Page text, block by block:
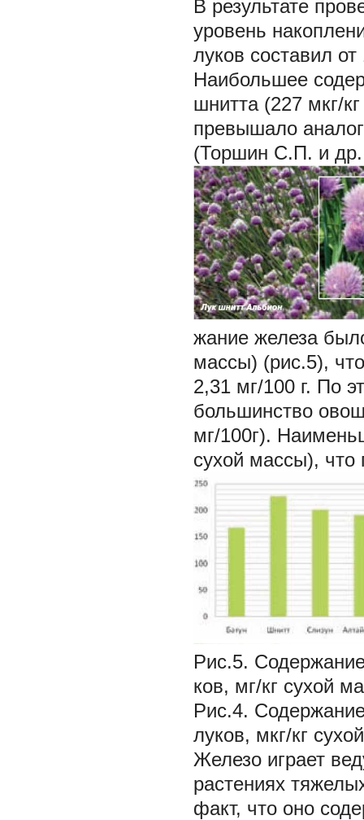
В результате
уровень
луков составил
Наибольшее
шнитта (227 мкг/
превышало
(Торшин С.П. и
жание железа
массы) (рис.5),
2,31 мг/100 г. По
большинство
мг/100г).
сухой массы), что
Рис.5.
ков, мг/кг сухой
Рис.4.
луков, мкг/кг
Железо играет
растениях
факт, что оно